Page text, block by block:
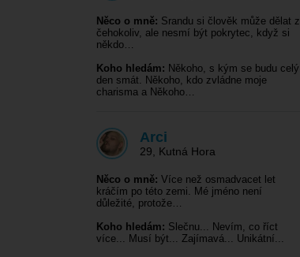
Něco o mně: Srandu si člověk může dělat z
čehokoliv, ale nesmí být pokrytec, když si
někdo…
Koho hledám: Někoho, s kým se budu celý
den smát. Někoho, kdo zvládne moje
charisma a Někoho…
Arci
29 Kutná Hora
Něco o mně: Více než osmadvacet let
kráčím po této zemi. Mé jméno není
důležité, protože…
Koho hledám: Slečnu... Nevím, co říct
více... Musí být... Zajímavá... Unikátní...